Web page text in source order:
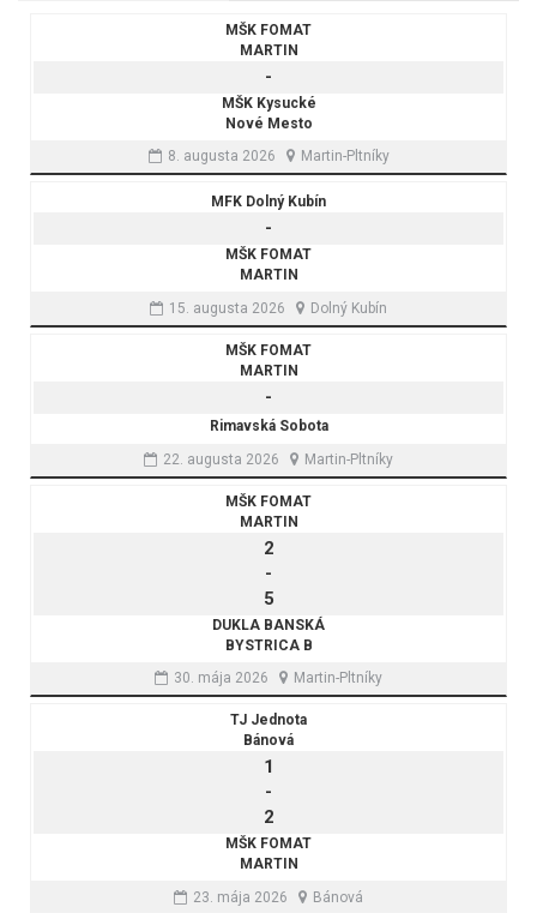
MŠK FOMAT
MARTIN
-
MŠK Kysucké
Nové Mesto
8. augusta 2026
Martin-Pltníky
MFK Dolný Kubín
-
MŠK FOMAT
MARTIN
15. augusta 2026
Dolný Kubín
MŠK FOMAT
MARTIN
-
Rimavská Sobota
22. augusta 2026
Martin-Pltníky
MŠK FOMAT
MARTIN
2
-
5
DUKLA BANSKÁ
BYSTRICA B
30. mája 2026
Martin-Pltníky
TJ Jednota
Bánová
1
-
2
MŠK FOMAT
MARTIN
23. mája 2026
Bánová